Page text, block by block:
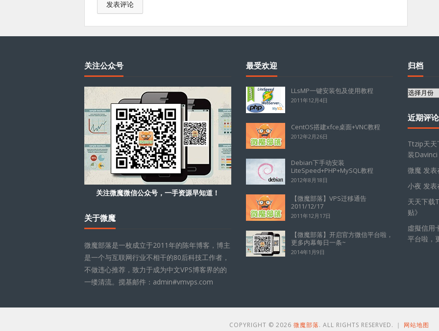
关注公众号
关注微魔微信公众号，一手资源早知道！
关于微魔
微魔部落是一枚成立于2011年的陈年博客，博主
是一个与互联网行业不相干的80后科技工作者，
不做违心推荐，致力于成为中文VPS博客界的的
一缕清流。搅基邮件：admin#vmvps.com
最受欢迎
LLsMP一键安装包及使用教程
2011年12月4日
CentOS搭建xfce桌面+VNC教程
2012年2月26日
Debian下手动安装
LiteSpeed+PHP+MySQL教程
2012年8月18日
【微魔部落】VPS迁移通告
2011/12/17
2011年12月17日
【微魔部落】开启官方微信平台啦，
更多内幕每日一条~
2014年1月9日
归档
归
近期评论
Ttzip天天
装
微魔 发表
小夜 发表
天天下载
贴》
虛擬信用
平台啦，
COPYRIGHT © 2026 微魔部落. ALL RIGHTS RESERVED. ｜ 网站地图